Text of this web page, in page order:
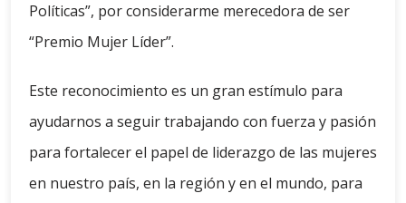
Políticas”, por considerarme merecedora de ser
“Premio Mujer Líder”.
Este reconocimiento es un gran estímulo para
ayudarnos a seguir trabajando con fuerza y ​​pasión
para fortalecer el papel de liderazgo de las mujeres
en nuestro país, en la región y en el mundo, para